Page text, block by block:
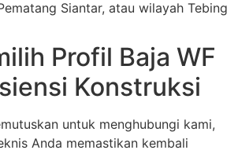
Siantar, atau wilayah Tebing
Profil Baja WF
Konstruksi
untuk menghubungi kami,
Anda memastikan kembali